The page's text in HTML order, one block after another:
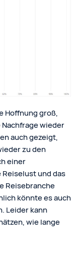
Hoffnung groß,
wieder
auch gezeigt,
zu den
einer
und das
Reisebranche
könnte es auch
Leider kann
wie lange